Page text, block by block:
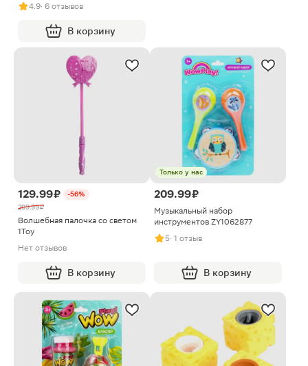
4.9· 6 отзывов
В корзину
129.99 ₽
-56%
299.99 ₽
Волшебная палочка со светом
1Toy
Нет отзывов
В корзину
Только у нас
209.99 ₽
Музыкальный набор
инструментов ZY1062877
5· 1 отзыв
В корзину